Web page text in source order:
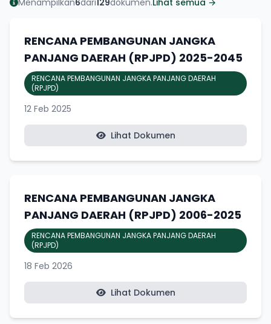
RENCANA PEMBANGUNAN JANGKA
PANJANG DAERAH (RPJPD) 2025-2045
RENCANA PEMBANGUNAN JANGKA PANJANG DAERAH
(RPJPD)
12 Feb 2025
Lihat Dokumen
RENCANA PEMBANGUNAN JANGKA
PANJANG DAERAH (RPJPD) 2006-2025
RENCANA PEMBANGUNAN JANGKA PANJANG DAERAH
(RPJPD)
18 Feb 2026
Lihat Dokumen